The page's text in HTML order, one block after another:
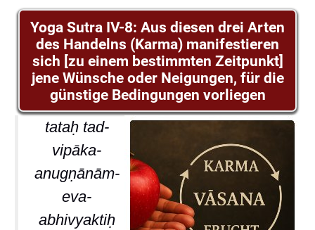
Yoga Sutra IV-8: Aus diesen drei Arten
des Handelns (Karma) manifestieren
sich [zu einem bestimmten Zeitpunkt]
jene Wünsche oder Neigungen, für die
günstige Bedingungen vorliegen
tataḥ tad-
vipāka-
anugṇānām-
eva-
abhivyaktiḥ